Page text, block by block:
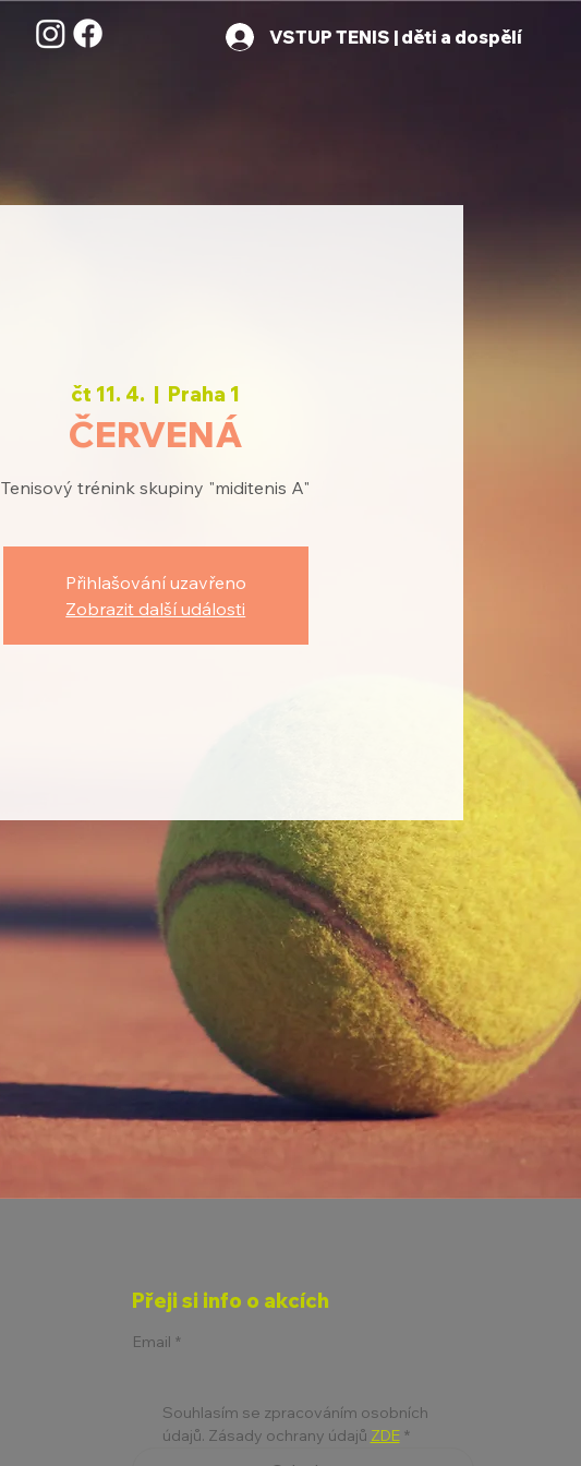
VSTUP TENIS | děti a dospělí
čt 11. 4.
  |
Praha 1
ČERVENÁ
Tenisový trénink skupiny "miditenis A"
Přihlašování uzavřeno
Zobrazit další události
Přeji si info o akcích
Email *
Souhlasím se zpracováním osobních
údajů. Zásady ochrany údajů ZDE *